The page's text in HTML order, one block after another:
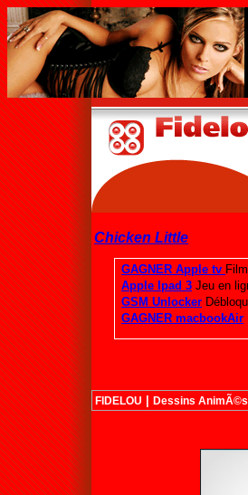
Chicken Little
FIDELOU | Dessins AnimÃ©s